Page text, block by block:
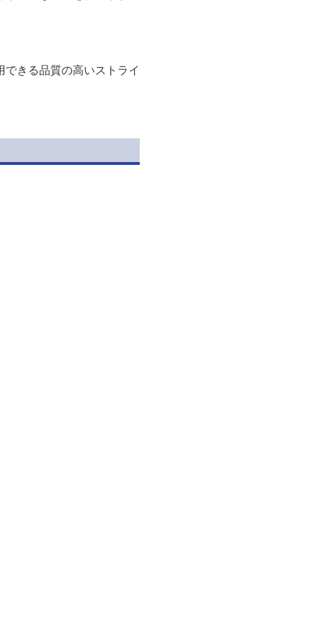
きる品質の高いストライ